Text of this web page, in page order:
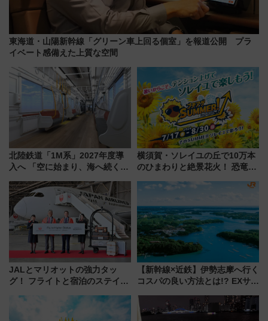
東海道・山陽新幹線「グリーン車上回る個室」を報道公開 プラ
イベート感備えた上質な空間
北陸鉄道「1M系」2027年度導
入へ 「空に始まり、海へ続く」
神秘的なデザイン
横須賀・ソレイユの丘で10万本
のひまわりと絶景花火！ 恐竜や
帰りお出かけ最新情報（2026年
JALとマリオットの強力タッ
グ！ フライトと宿泊のステイタ
上級会員資格を効率よく獲得す
【新幹線×近鉄】伊勢志摩へ行く
コスパの良い方法とは!? EXサー
パス」の購入方法と紙版・デジ
タル版の違いを解説